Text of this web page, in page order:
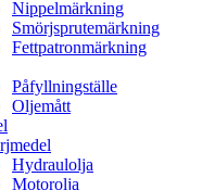
Nippelmärkning
Smörjsprutemärkning
Fettpatronmärkning
Påfyllningställe
Oljemått
Hydraulolja
Motorolja